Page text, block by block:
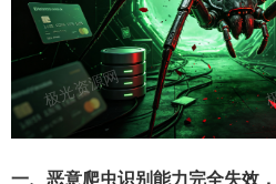
一、恶意爬虫识别能力完全失效，